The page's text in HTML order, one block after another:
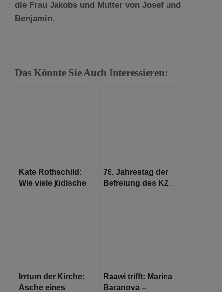
die Frau Jakobs und Mutter von Josef und
Benjamin.
Das Könnte Sie Auch Interessieren:
Kate Rothschild:
Wie viele jüdische
76. Jahrestag der
Befreiung des KZ
Irrtum der Kirche:
Asche eines
Raawi trifft: Marina
Baranova –